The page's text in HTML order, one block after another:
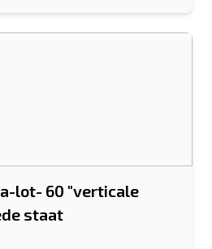
lot- 60 "verticale
staat